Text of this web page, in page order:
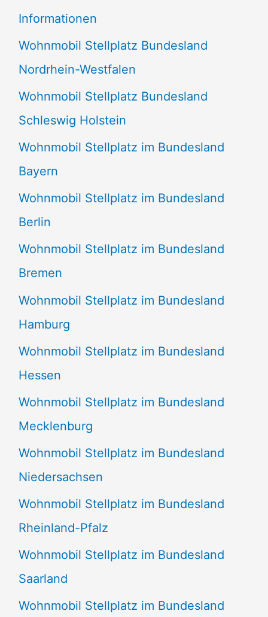
n
n
a
c
h
:
Informationen
Wohnmobil Stellplatz Bundesland
Nordrhein-Westfalen
Wohnmobil Stellplatz Bundesland
Schleswig Holstein
Wohnmobil Stellplatz im Bundesland
Bayern
Wohnmobil Stellplatz im Bundesland
Berlin
Wohnmobil Stellplatz im Bundesland
Bremen
Wohnmobil Stellplatz im Bundesland
Hamburg
Wohnmobil Stellplatz im Bundesland
Hessen
Wohnmobil Stellplatz im Bundesland
Mecklenburg
Wohnmobil Stellplatz im Bundesland
Niedersachsen
Wohnmobil Stellplatz im Bundesland
Rheinland-Pfalz
Wohnmobil Stellplatz im Bundesland
Saarland
Wohnmobil Stellplatz im Bundesland